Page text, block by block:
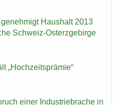
Haus­halt 2013
Schweiz-​Osterzgebirge
„Hoch­zeits­prä­mie“
einer In­dus­trie­bra­che in